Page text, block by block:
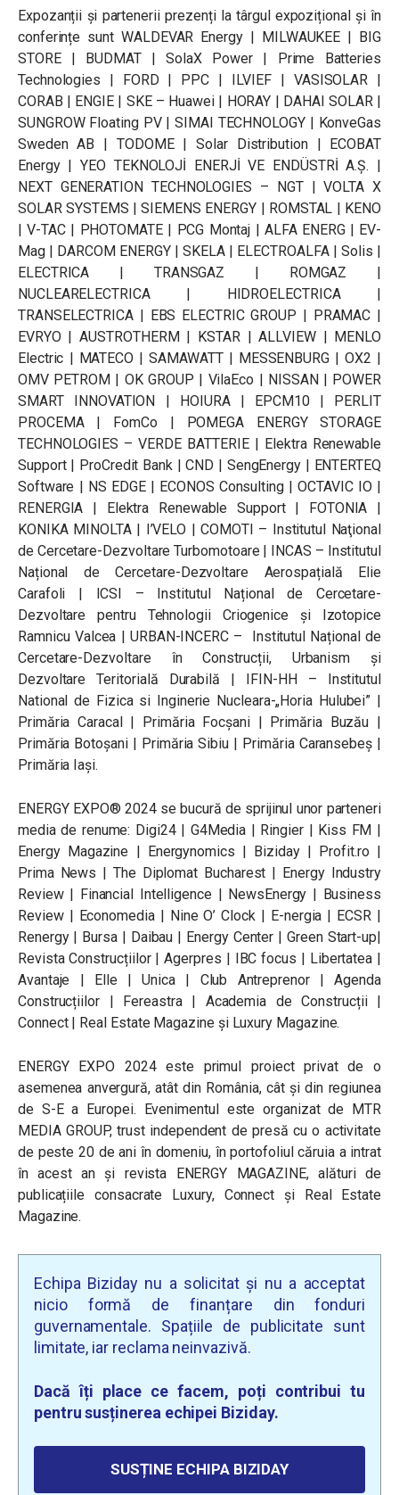
Expozanții și partenerii prezenți la târgul expozițional și în
conferințe sunt WALDEVAR Energy | MILWAUKEE | BIG
STORE | BUDMAT | SolaX Power | Prime Batteries
Technologies | FORD | PPC | ILVIEF | VASISOLAR |
CORAB | ENGIE | SKE – Huawei | HORAY | DAHAI SOLAR |
SUNGROW Floating PV | SIMAI TECHNOLOGY | KonveGas
Sweden AB | TODOME | Solar Distribution | ECOBAT
Energy | YEO TEKNOLOJİ ENERJİ VE ENDÜSTRİ A.Ş. |
NEXT GENERATION TECHNOLOGIES – NGT | VOLTA X
SOLAR SYSTEMS | SIEMENS ENERGY | ROMSTAL | KENO
| V-TAC | PHOTOMATE | PCG Montaj | ALFA ENERG | EV-
Mag | DARCOM ENERGY | SKELA | ELECTROALFA | Solis |
ELECTRICA | TRANSGAZ | ROMGAZ |
NUCLEARELECTRICA | HIDROELECTRICA |
TRANSELECTRICA | EBS ELECTRIC GROUP | PRAMAC |
EVRYO | AUSTROTHERM | KSTAR | ALLVIEW | MENLO
Electric | MATECO | SAMAWATT | MESSENBURG | OX2 |
OMV PETROM | OK GROUP | VilaEco | NISSAN | POWER
SMART INNOVATION | HOIURA | EPCM10 | PERLIT
PROCEMA | FomCo | POMEGA ENERGY STORAGE
TECHNOLOGIES – VERDE BATTERIE | Elektra Renewable
Support | ProCredit Bank | CND | SengEnergy | ENTERTEQ
Software | NS EDGE | ECONOS Consulting | OCTAVIC IO |
RENERGIA | Elektra Renewable Support | FOTONIA |
KONIKA MINOLTA | I’VELO | COMOTI – Institutul Naţional
de Cercetare-Dezvoltare Turbomotoare | INCAS – Institutul
Național de Cercetare-Dezvoltare Aerospațială Elie
Carafoli | ICSI – Institutul Național de Cercetare-
Dezvoltare pentru Tehnologii Criogenice și Izotopice
Ramnicu Valcea | URBAN-INCERC – Institutul Național de
Cercetare-Dezvoltare în Construcții, Urbanism și
Dezvoltare Teritorială Durabilă | IFIN-HH – Institutul
National de Fizica si Inginerie Nucleara-„Horia Hulubei” |
Primăria Caracal | Primăria Focșani | Primăria Buzău |
Primăria Botoșani | Primăria Sibiu | Primăria Caransebeș |
Primăria Iași.
ENERGY EXPO®️ 2024 se bucură de sprijinul unor parteneri
media de renume: Digi24 | G4Media | Ringier | Kiss FM |
Energy Magazine | Energynomics | Biziday | Profit.ro |
Prima News | The Diplomat Bucharest | Energy Industry
Review | Financial Intelligence | NewsEnergy | Business
Review | Economedia | Nine O’ Clock | E-nergia | ECSR |
Renergy | Bursa | Daibau | Energy Center | Green Start-up|
Revista Construcțiilor | Agerpres | IBC focus | Libertatea |
Avantaje | Elle | Unica | Club Antreprenor | Agenda
Construcțiilor | Fereastra | Academia de Construcții |
Connect | Real Estate Magazine și Luxury Magazine.
ENERGY EXPO 2024 este primul proiect privat de o
asemenea anvergură, atât din România, cât și din regiunea
de S-E a Europei. Evenimentul este organizat de MTR
MEDIA GROUP, trust independent de presă cu o activitate
de peste 20 de ani în domeniu, în portofoliul căruia a intrat
în acest an și revista ENERGY MAGAZINE, alături de
publicațiile consacrate Luxury, Connect și Real Estate
Magazine.
Echipa Biziday nu a solicitat și nu a acceptat
nicio formă de finanțare din fonduri
guvernamentale. Spațiile de publicitate sunt
limitate, iar reclama neinvazivă.
Dacă îți place ce facem, poți contribui tu
pentru susținerea echipei Biziday.
SUSȚINE ECHIPA BIZIDAY